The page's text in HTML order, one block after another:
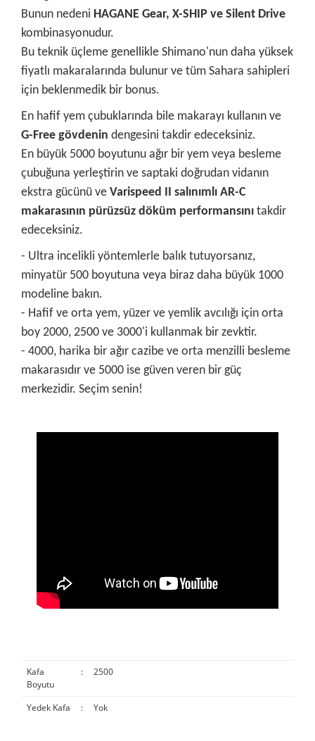
Bunun nedeni HAGANE Gear, X-SHIP ve Silent Drive
kombinasyonudur.
Bu teknik üçleme genellikle Shimano'nun daha yüksek
fiyatlı makaralarında bulunur ve tüm Sahara sahipleri
için beklenmedik bir bonus.
En hafif yem çubuklarında bile makarayı kullanın ve
G-Free gövdenin dengesini takdir edeceksiniz.
En büyük 5000 boyutunu ağır bir yem veya besleme
çubuğuna yerleştirin ve saptaki doğrudan vidanın
ekstra gücünü ve Varispeed II salınımlı AR-C
makarasının pürüzsüz döküm performansını takdir
edeceksiniz.
- Ultra incelikli yöntemlerle balık tutuyorsanız,
minyatür 500 boyutuna veya biraz daha büyük 1000
modeline bakın.
- Hafif ve orta yem, yüzer ve yemlik avcılığı için orta
boy 2000, 2500 ve 3000'i kullanmak bir zevktir.
- 4000, harika bir ağır cazibe ve orta menzilli besleme
makarasıdır ve 5000 ise güven veren bir güç
merkezidir. Seçim senin!
Kafa
Boyutu
: 2500
Yedek Kafa : Yok